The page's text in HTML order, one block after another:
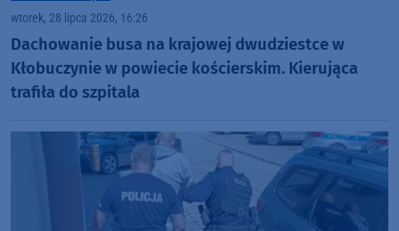
wtorek, 28 lipca 2026, 16:26
Dachowanie busa na krajowej dwudziestce w
Kłobuczynie w powiecie kościerskim. Kierująca
trafiła do szpitala